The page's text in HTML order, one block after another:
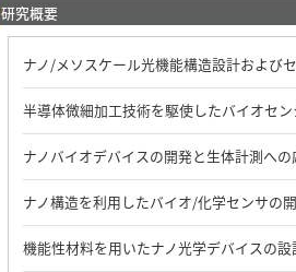
研究概要
ナノ/メソスケール光機能構造設計および
半導体微細加工技術を駆使したバイオセ
ナノバイオデバイスの開発と生体計測への
ナノ構造を利用したバイオ/化学センサの
機能性材料を用いたナノ光学デバイスの設